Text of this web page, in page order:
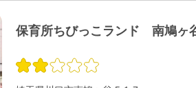
保育所ちびっこランド 南鳩ヶ